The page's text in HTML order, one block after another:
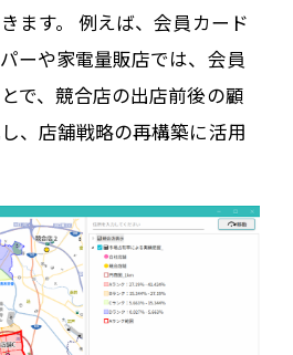
ます。 例えば、会員カード
ーや家電量販店では、会員
で、競合店の出店前後の顧
、店舗戦略の再構築に活用